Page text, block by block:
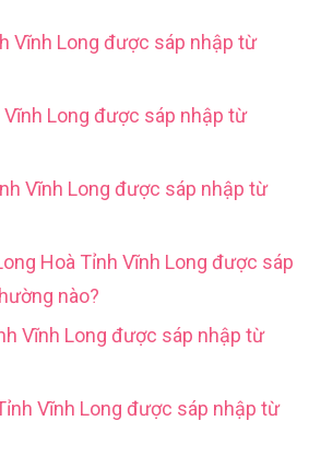
Vĩnh Long được sáp nhập từ
Vĩnh Long được sáp nhập từ
Vĩnh Long được sáp nhập từ
Hoà Tỉnh Vĩnh Long được sáp
nào?
Vĩnh Long được sáp nhập từ
Vĩnh Long được sáp nhập từ